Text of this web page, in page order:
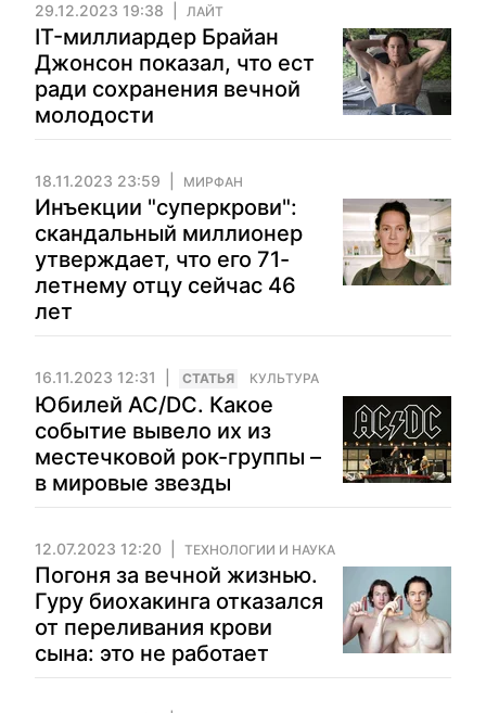
29.12.2023 19:38 ЛАЙТ
IT-миллиардер Брайан
Джонсон показал, что ест
ради сохранения вечной
молодости
18.11.2023 23:59 МИРФАН
Инъекции "суперкрови":
скандальный миллионер
утверждает, что его 71-
летнему отцу сейчас 46
лет
16.11.2023 12:31 CТАТЬЯ КУЛЬТУРА
Юбилей AC/DC. Какое
событие вывело их из
местечковой рок-группы –
в мировые звезды
12.07.2023 12:20 ТЕХНОЛОГИИ И НАУКА
Погоня за вечной жизнью.
Гуру биохакинга отказался
от переливания крови
сына: это не работает